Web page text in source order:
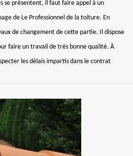
se présentent, il faut faire appel à un
de Le Professionnel de la toiture. En
de changement de cette partie. Il dispose
faire un travail de très bonne qualité. À
les délais impartis dans le contrat